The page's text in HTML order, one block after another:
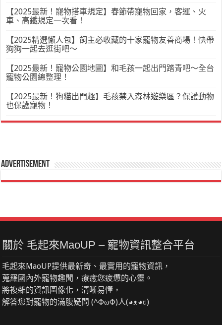
【2025最新！寵物搭車規定】春節帶寵物回家，客運、火
車、高鐵規定一次看！
【2025精選懶人包】飼主必收藏的十家寵物友善商場！快帶
狗狗一起去逛街吧～
【2025最新！寵物公園地圖】和毛孩一起出門踏青吧～全台
寵物公園總整理！
【2025最新！狗貓出門趣】毛孩禁入森林遊樂區？保護動物
也保護寵物！
Advertisement
關於 毛起來MaoUP – 寵物資訊整合平台
毛起來MaoUP提供最新奇、最實用的寵物資訊，
蒐羅國內外寵物趣聞，療癒您疲憊的心靈。
將複雜的資訊圖像化，清晰易懂，
解答您對寵物的滿腹疑問 (^ΦωΦ)人(◕ᴥ◕ʋ)